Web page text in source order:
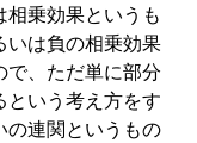
乗効果というも
いは負の相乗効果
で、ただ単に部分
という考え方をす
の連関というもの